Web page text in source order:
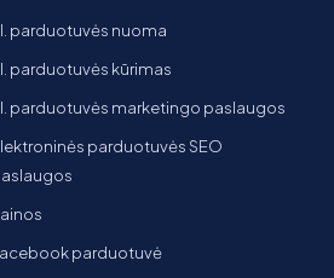
parduotuvės nuoma
parduotuvės kūrimas
parduotuvės marketingo paslaugos
parduotuvės SEO
parduotuvė